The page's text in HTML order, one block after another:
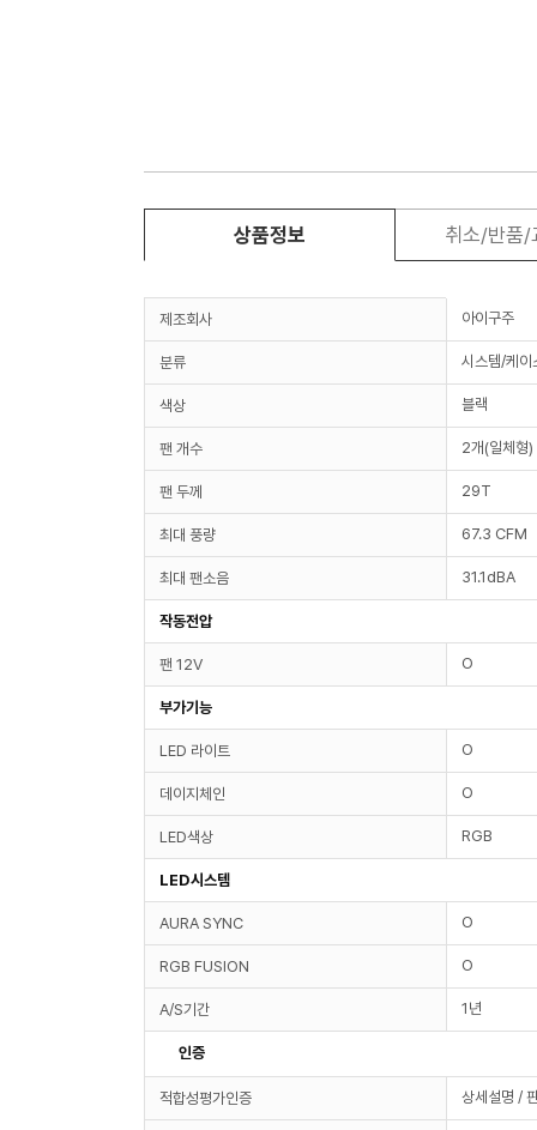
상품정보 취소/반품/
제조회사 아이구주
분류 시스템/케이
색상 블랙
팬 개수 2개(일체형)
팬 두께 29T
최대 풍량 67.3 CFM
최대 팬소음 31.1dBA
작동전압
팬 12V O
부가기능
LED 라이트 O
데이지체인 O
LED색상 RGB
LED시스템
AURA SYNC O
RGB FUSION O
A/S기간 1년
인증
적합성평가인증 상세설명 /